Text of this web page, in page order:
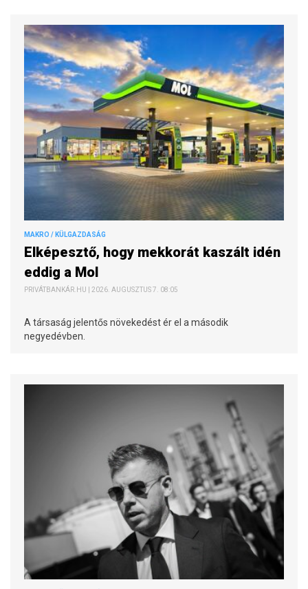
MAKRO / KÜLGAZDASÁG
Elképesztő, hogy mekkorát kaszált idén
eddig a Mol
PRIVÁTBANKÁR.HU | 2026. AUGUSZTUS 7. 08:05
A társaság jelentős növekedést ér el a második
negyedévben.